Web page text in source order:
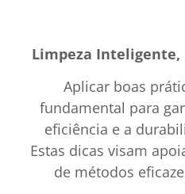
Limpeza Inteligente,
Aplicar boas
fundamental para
eficiência e a
Estas dicas visam
de métodos